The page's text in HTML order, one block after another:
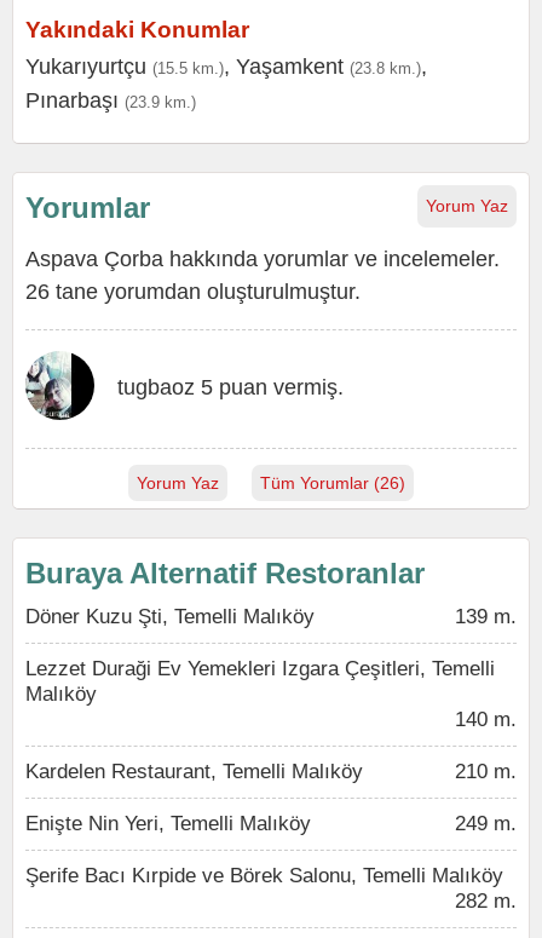
Yakındaki Konumlar
Yukarıyurtçu (15.5 km.), Yaşamkent (23.8 km.),
Pınarbaşı (23.9 km.)
Yorum Yaz
Yorumlar
Aspava Çorba hakkında yorumlar ve incelemeler.
26 tane yorumdan oluşturulmuştur.
tugbaoz 5 puan vermiş.
Yorum Yaz Tüm Yorumlar (26)
Buraya Alternatif Restoranlar
Döner Kuzu Şti, Temelli Malıköy 139 m.
Lezzet Duraği Ev Yemekleri Izgara Çeşitleri, Temelli
Malıköy
140 m.
Kardelen Restaurant, Temelli Malıköy 210 m.
Enişte Nin Yeri, Temelli Malıköy 249 m.
Şerife Bacı Kırpide ve Börek Salonu, Temelli Malıköy
282 m.